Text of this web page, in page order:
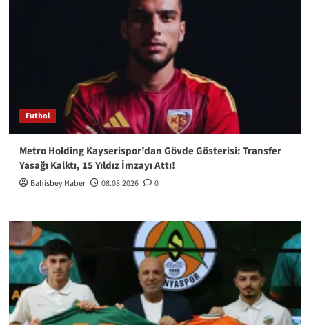
Futbol
Metro Holding Kayserispor’dan Gövde Gösterisi: Transfer
Yasağı Kalktı, 15 Yıldız İmzayı Attı!
Bahisbey Haber 08.08.2026 0